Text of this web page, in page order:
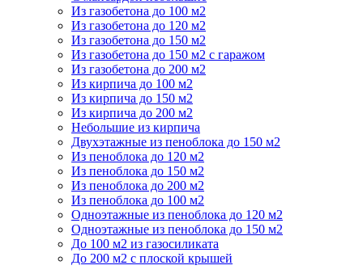
Из газобетона до 100 м2
Из газобетона до 120 м2
Из газобетона до 150 м2
Из газобетона до 150 м2 с гаражом
Из газобетона до 200 м2
Из кирпича до 100 м2
Из кирпича до 150 м2
Из кирпича до 200 м2
Небольшие из кирпича
Двухэтажные из пеноблока до 150 м2
Из пеноблока до 120 м2
Из пеноблока до 150 м2
Из пеноблока до 200 м2
Из пеноблока до 100 м2
Одноэтажные из пеноблока до 120 м2
Одноэтажные из пеноблока до 150 м2
До 100 м2 из газосиликата
До 200 м2 с плоской крышей